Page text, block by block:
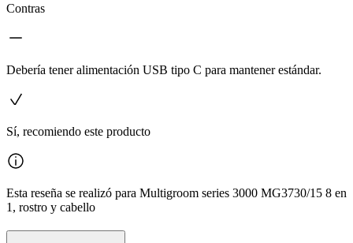
Contras
Debería tener alimentación USB tipo C para mantener estándar.
Sí, recomiendo este producto
Esta reseña se realizó para Multigroom series 3000 MG3730/15 8 en
1, rostro y cabello